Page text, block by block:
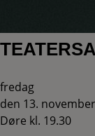
fredag
den 13.
Døre kl. 19.30